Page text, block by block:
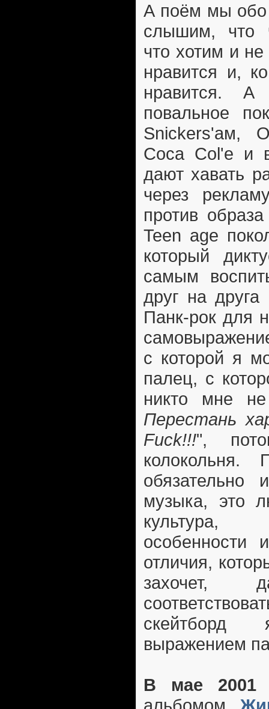
А поём мы обо
слышим, что
что хотим и
нравится и,
нравится.
повальное
Snickers'ам,
Coca Col'e и
дают хавать
через
против
Teen age
который
самым
друг на
Панк-рок для
с которой я
палец, с
никто мне
Перестань
Fuck!!!",
обязательно
музыка, это
особенности
отличия,
скейтборд
выражением
В мае 2001